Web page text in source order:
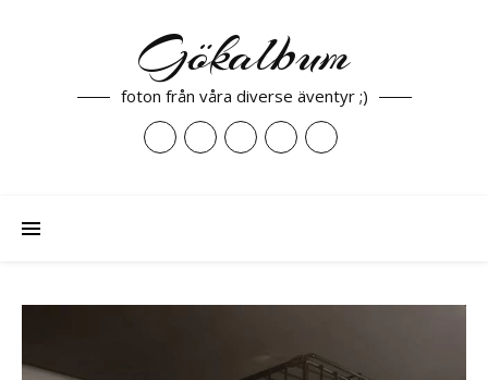
Gökalbum
foton från våra diverse äventyr ;)